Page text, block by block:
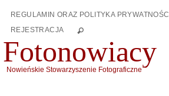
treści
REGULAMIN ORAZ POLITYKA PRYWATNOŚCI
REJESTRACJA
Fotonowiacy
Nowieńskie Stowarzyszenie Fotograficzne